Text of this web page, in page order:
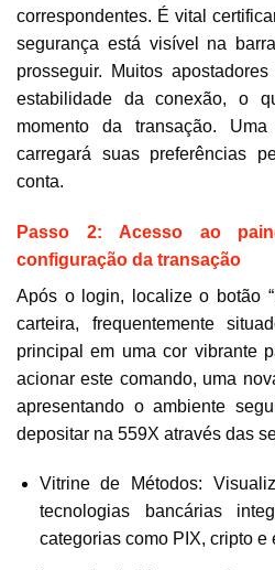
correspondentes. É vital
segurança está visível na
prosseguir. Muitos
estabilidade da conexão, o
momento da transação.
carregará suas preferências
conta.
Passo 2: Acesso ao
configuração da transação
Após o login, localize o botão
carteira, frequentemente
principal em uma cor vibrante
acionar este comando, uma
apresentando o ambiente
depositar na 559X através das
Vitrine de Métodos:
tecnologias bancárias
categorias como PIX, cripto e